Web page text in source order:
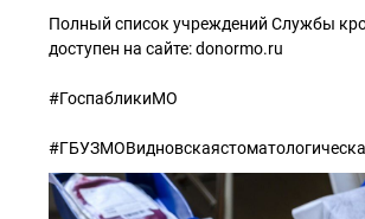
Полный список учреждений Службы
доступен на сайте: donormo.ru
#ГоспабликиМО